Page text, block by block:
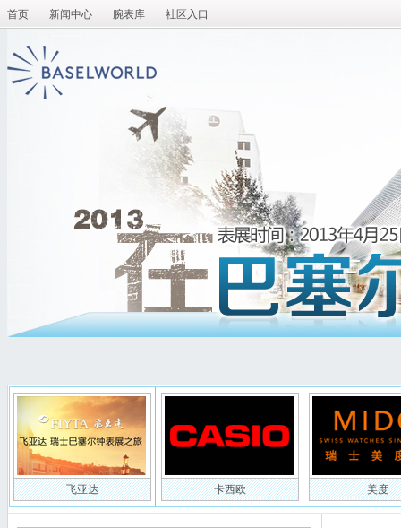
首页 新闻中心 腕表库 社区入口
飞亚达 卡西欧 美度